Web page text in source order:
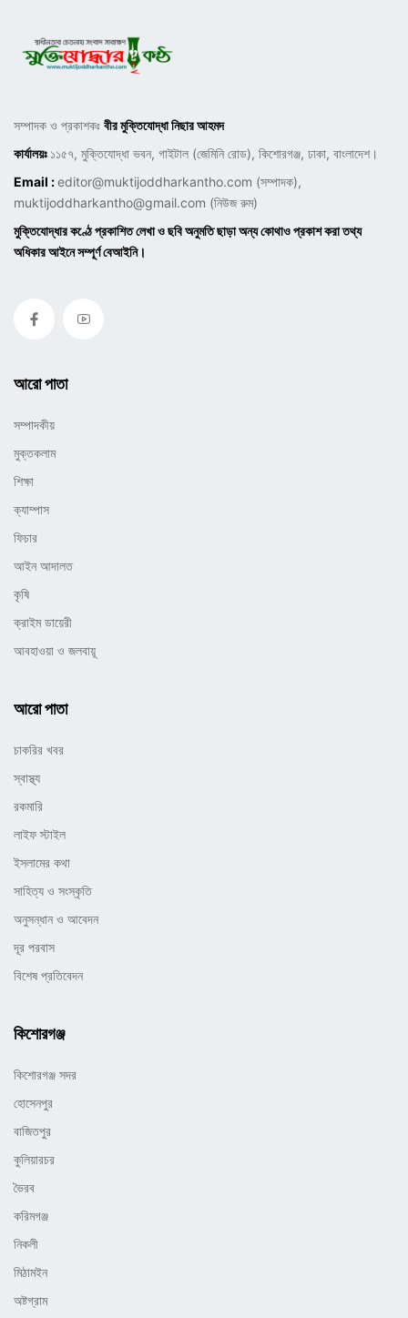
সম্পাদক ও প্রকাশকঃ বীর মুক্তিযোদ্ধা নিছার আহমদ
কার্যালয়ঃ ১১৫৭, মুক্তিযোদ্ধা ভবন, গাইটাল (জেমিনি রোড), কিশোরগঞ্জ, ঢাকা, বাংলাদেশ।
Email :editor@muktijoddharkantho.com (সম্পাদক),
muktijoddharkantho@gmail.com (নিউজ রুম)
মুক্তিযোদ্ধার কণ্ঠে প্রকাশিত লেখা ও ছবি অনুমতি ছাড়া অন্য কোথাও প্রকাশ করা তথ্য
অধিকার আইনে সম্পূর্ণ বেআইনি।
আরো পাতা
সম্পাদকীয়
মুক্তকলাম
শিক্ষা
ক্যাম্পাস
ফিচার
আইন আদালত
কৃষি
ক্রাইম ডায়েরী
আবহাওয়া ও জলবায়ূ
আরো পাতা
চাকরির খবর
স্বাস্থ্য
রকমারি
লাইফ স্টাইল
ইসলামের কথা
সাহিত্য ও সংস্কৃতি
অনুসন্ধান ও আবেদন
দূর পরবাস
বিশেষ প্রতিবেদন
কিশোরগঞ্জ
কিশোরগঞ্জ সদর
হোসেনপুর
বাজিতপুর
কুলিয়ারচর
ভৈরব
করিমগঞ্জ
নিকলী
মিঠামইন
অষ্টগ্রাম